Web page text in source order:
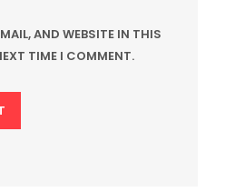
AND WEBSITE IN THIS
TIME I COMMENT.